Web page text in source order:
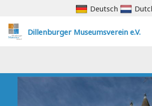
Zum
Inhalt
Deutsch
Dillenburger Museumsverein e.V.